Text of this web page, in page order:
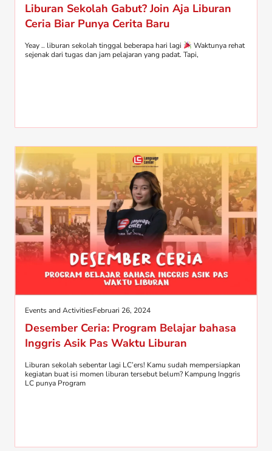
Liburan Sekolah Gabut? Join Aja Liburan
Ceria Biar Punya Cerita Baru
Yeay .. liburan sekolah tinggal beberapa hari lagi
Waktunya rehat
sejenak dari tugas dan jam pelajaran yang padat. Tapi,
Events and ActivitiesFebruari 26, 2024
Desember Ceria: Program Belajar bahasa
Inggris Asik Pas Waktu Liburan
Liburan sekolah sebentar lagi LC’ers! Kamu sudah mempersiapkan
kegiatan buat isi momen liburan tersebut belum? Kampung Inggris
LC punya Program